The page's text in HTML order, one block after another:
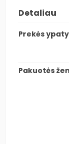
Detaliau
Prekės
Pakuotės